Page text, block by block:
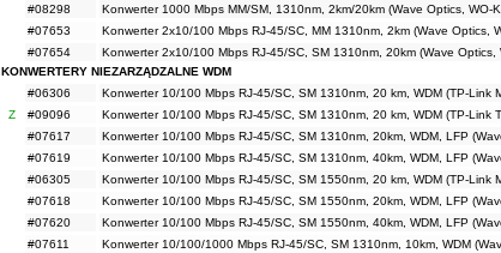
#08298
Konwerter 1000 Mbps MM/SM, 1310nm, 2km/20km (Wave Optics, WO-
#07653
Konwerter 2x10/100 Mbps RJ-45/SC, MM 1310nm, 2km (Wave Optics,
#07654
Konwerter 2x10/100 Mbps RJ-45/SC, SM 1310nm, 20km (Wave Optics,
KONWERTERY NIEZARZĄDZALNE WDM
#06306
Konwerter 10/100 Mbps RJ-45/SC, SM 1310nm, 20 km, WDM (TP-Link
Z
#09096 Konwerter 10/100 Mbps RJ-45/SC, SM 1310nm, 20 km, WDM (TP-Link
#07617
Konwerter 10/100 Mbps RJ-45/SC, SM 1310nm, 20km, WDM, LFP
#07619
Konwerter 10/100 Mbps RJ-45/SC, SM 1310nm, 40km, WDM, LFP
#06305
Konwerter 10/100 Mbps RJ-45/SC, SM 1550nm, 20 km, WDM (TP-Link
#07618
Konwerter 10/100 Mbps RJ-45/SC, SM 1550nm, 20km, WDM, LFP
#07620
Konwerter 10/100 Mbps RJ-45/SC, SM 1550nm, 40km, WDM, LFP
#07611
Konwerter 10/100/1000 Mbps RJ-45/SC, SM 1310nm, 10km, WDM